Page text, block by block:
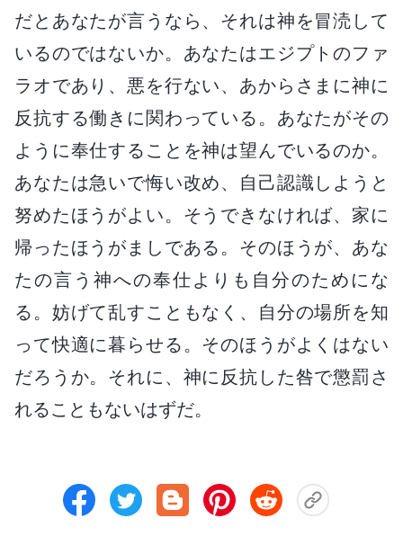
だとあなたが言うなら、それは神を冒涜して
いるのではないか。あなたはエジプトのファ
ラオであり、悪を行ない、あからさまに神に
反抗する働きに関わっている。あなたがその
ように奉仕することを神は望んでいるのか。
あなたは急いで悔い改め、自己認識しようと
努めたほうがよい。そうできなければ、家に
帰ったほうがましである。そのほうが、あな
たの言う神への奉仕よりも自分のためにな
る。妨げて乱すこともなく、自分の場所を知
って快適に暮らせる。そのほうがよくはない
だろうか。それに、神に反抗した咎で懲罰さ
れることもないはずだ。